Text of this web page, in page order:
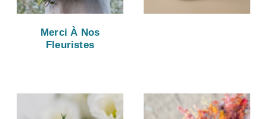
Merci À Nos
Fleuristes